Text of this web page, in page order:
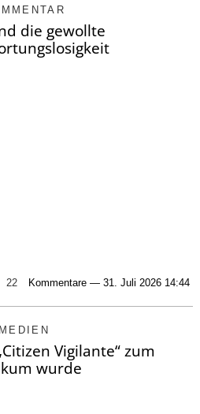
die gewollte
22 Kommentare — 31. Juli 2026 14:44
MEDIEN
Vigilante“ zum
wurde